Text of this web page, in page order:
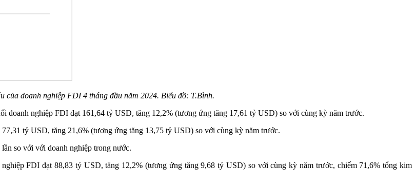
của doanh nghiệp FDI 4 tháng đầu năm 2024. Biểu đồ: T.Bình.
doanh nghiệp FDI đạt 161,64 tỷ USD, tăng 12,2% (tương ứng tăng 17,61 tỷ USD) so với cùng kỳ năm trước.
tỷ USD, tăng 21,6% (tương ứng tăng 13,75 tỷ USD) so với cùng kỳ năm trước.
so với với doanh nghiệp trong nước.
FDI đạt 88,83 tỷ USD, tăng 12,2% (tương ứng tăng 9,68 tỷ USD) so với cùng kỳ năm trước, chiếm 71,6% tổng kim